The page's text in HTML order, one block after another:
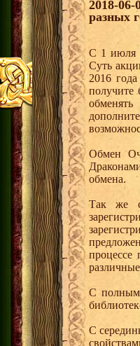
2018-
разных
С 1 июля
Суть
2016
Обмен
обмена.
Так же с
процессе
С
С